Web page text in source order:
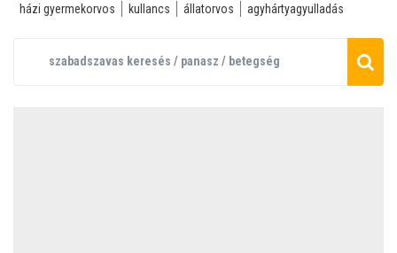
házi gyermekorvos
kullancs állatorvos agyhártyagyulladás